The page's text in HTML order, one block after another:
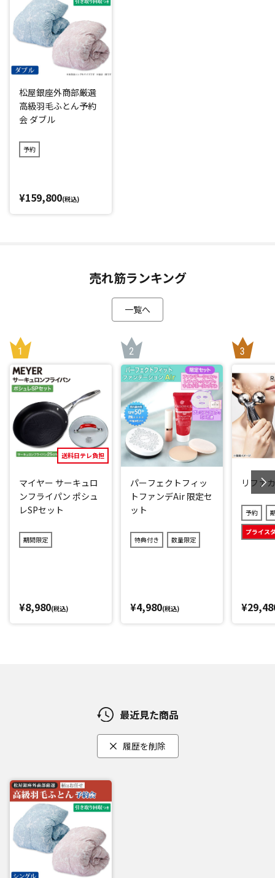
「ポーランド産」「ホワイトマザーグース」「6つ星プレミア
ムゴールドラベル(*1)」の羽毛掛けふとんを特別価格で買え
るのはシーズンオフの今だけ！
原毛をポーランドから直接買い付け、さらに羽毛専門工場の
閑散期に生産することで作業を大幅にカット、お買い得な価
格を実現しました。
スペシャルな予約会なので、松屋銀座の店頭では購入できま
せん。
とんを「引き取り回収」するサービスもあり、お金をかけて
*1：日本羽毛製品協同組合品質基準
松屋銀座外商部厳選
高級羽毛ふとん予約
会 ダブル
予約
¥159,800(税込)
売れ筋ランキング
一覧へ
送料日テレ負担
マイヤー サーキュロ
ンフライパン ポシュ
レSPセット
期間限定
¥8,980(税込)
パーフェクトフィッ
トファンデAir 限定セ
ット
特典付き 数量限定
¥4,980(税込)
リファ
予約
プライス
最近見た商品
履歴を削除